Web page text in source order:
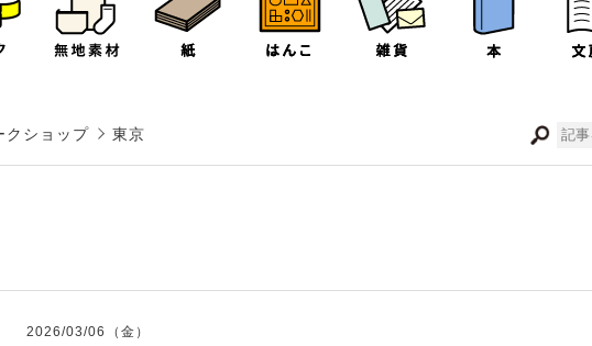
クショップ 東京
2026/03/06（金）